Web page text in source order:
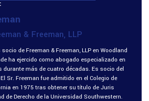
& Freeman, LLP
de Freeman & Freeman, LLP en Woodland
ha ejercido como abogado especializado en
durante más de cuatro décadas. Es socio del
Sr. Freeman fue admitido en el Colegio de
en 1975 tras obtener su título de Juris
de Derecho de la Universidad Southwestern.